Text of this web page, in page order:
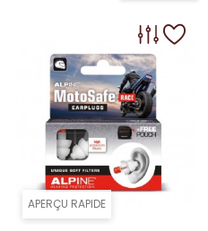
APERÇU RAPIDE